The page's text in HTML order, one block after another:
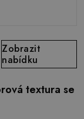
Zobrazit
nabídku
textura se